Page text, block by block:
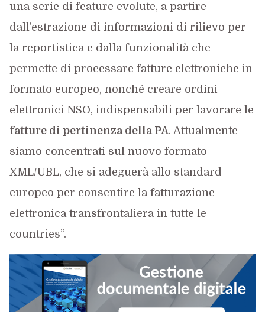
una serie di feature evolute, a partire
dall’estrazione di informazioni di rilievo per
la reportistica e dalla funzionalità che
permette di processare fatture elettroniche in
formato europeo, nonché creare ordini
elettronici NSO, indispensabili per lavorare le
fatture di pertinenza della PA. Attualmente
siamo concentrati sul nuovo formato
XML/UBL, che si adeguerà allo standard
europeo per consentire la fatturazione
elettronica transfrontaliera in tutte le
countries”.